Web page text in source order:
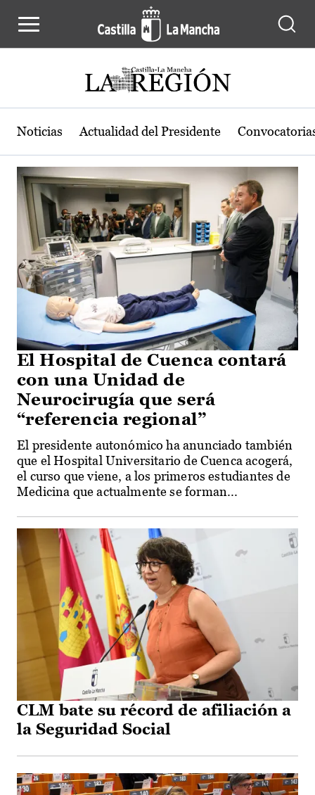
Actualidad de la región de Castilla-
Noticias Actualidad del Presidente
El Hospital de Cuenca contará
con una Unidad de
Neurocirugía que será
“referencia regional”
El presidente autonómico ha anunciado también
que el Hospital Universitario de Cuenca acogerá,
el curso que viene, a los primeros estudiantes de
Medicina que actualmente se forman...
CLM bate su récord de afiliación a
la Seguridad Social